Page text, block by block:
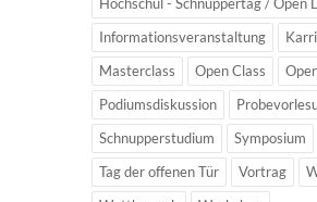
Informationsveranstaltung
Masterclass
Open Class
Podiumsdiskussion
Schnupperstudium
Symposium
Tag der offenen Tür
Vortrag